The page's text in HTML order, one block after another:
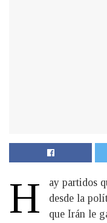
H
ay partidos
desde la
que Irán le